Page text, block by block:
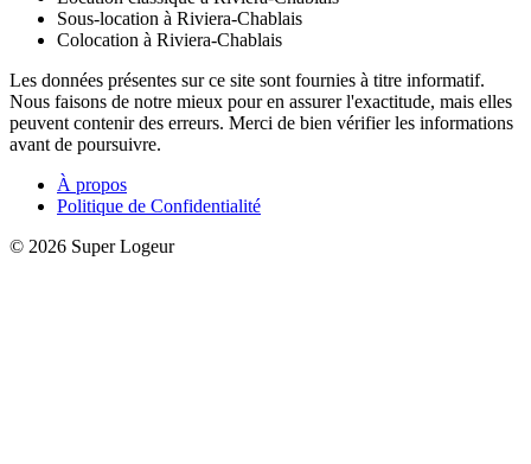
Sous-location à Riviera-Chablais
Colocation à Riviera-Chablais
Les données présentes sur ce site sont fournies à titre informatif.
Nous faisons de notre mieux pour en assurer l'exactitude, mais elles
peuvent contenir des erreurs. Merci de bien vérifier les informations
avant de poursuivre.
À propos
Politique de Confidentialité
© 2026 Super Logeur